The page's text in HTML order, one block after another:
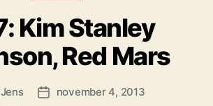
Kim Stanley
Red Mars
Jens Indlægsdato
november 4, 2013